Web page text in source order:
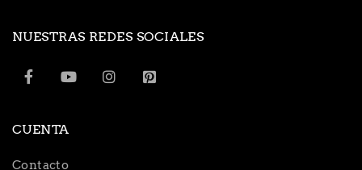
NUESTRAS REDES SOCIALES
CUENTA
Contacto